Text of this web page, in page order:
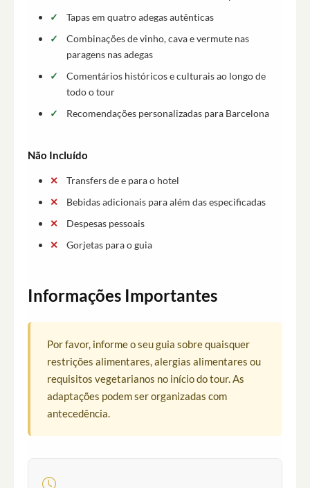
Tapas em quatro adegas autênticas
Combinações de vinho, cava e vermute nas
paragens nas adegas
Comentários históricos e culturais ao longo de
todo o tour
Recomendações personalizadas para Barcelona
Não Incluído
Transfers de e para o hotel
Bebidas adicionais para além das especificadas
Despesas pessoais
Gorjetas para o guia
Informações Importantes
Por favor, informe o seu guia sobre quaisquer
restrições alimentares, alergias alimentares ou
requisitos vegetarianos no início do tour. As
adaptações podem ser organizadas com
antecedência.